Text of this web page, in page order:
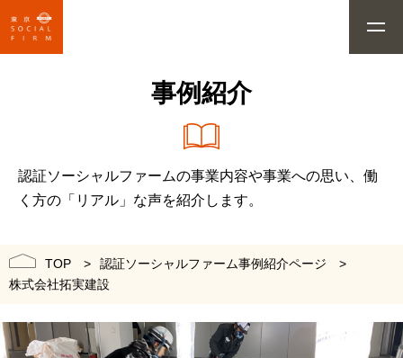
事例紹介
認証ソーシャルファームの事業内容や事業への思い、働
く方の「リアル」な声を紹介します。
TOP
認証ソーシャルファーム事例紹介ページ
株式会社拓実建設